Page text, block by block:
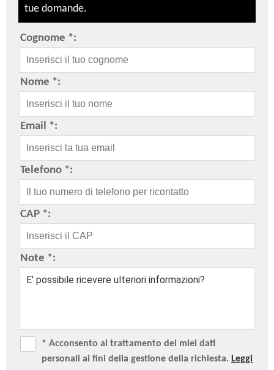
tue domande.
Cognome *:
Nome *:
Email *:
Telefono *:
CAP *:
Note *:
* Acconsento al trattamento dei miei dati
personali ai fini della gestione della richiesta. Leggi